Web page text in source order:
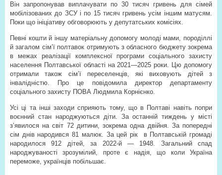
Він запропонував виплачувати по 30 тисяч гривень для сімей
мобілізованих до ЗСУ і по 15 тисяч гривень усім іншим матусям.
Поки що ініціативу обговорюють у депутатських комісіях.
Певні кошти й іншу матеріальну допомогу молоді мами, породіллі
й загалом сім’ї полтавок отримують з обласного бюджету зокрема
в межах реалізації комплексної програми соціального захисту
населення Полтавської області на 2021—2025 роки. Цю допомогу
отримали також сім’ї переселенців, які виховують дітей з
інвалідністю. Про це повідомила директор департаменту
соціального захисту ПОВА Людмила Корнієнко.
Усі ці та інші заходи сприяють тому, що в Полтаві навіть попри
воєнний стан народжуються діти. За останній тиждень у місті
з’явилося на світ 72 дитини, зокрема одна двійня. За попередні
сім днів народився 81 малюк. За цей рік
в Полтавській громаді
народилося 912 дітей, за 2022-й — 1948. Загальний спад
народжуваності зрозумілий, проте є надія, що коли Україна
переможе, українців побільшає.